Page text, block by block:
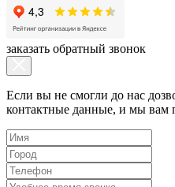
заказать обратный звонок
Если вы не смогли до нас
контактные данные, и мы вам